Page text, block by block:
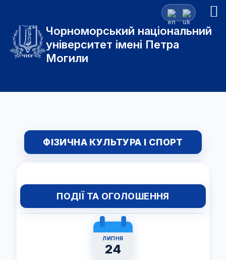
Чорноморський національний
університет імені Петра
Могили
ФІЗИЧНА КУЛЬТУРА І СПОРТ
ПОДІЇ ТА ОГОЛОШЕННЯ
ЛИПНЯ
24